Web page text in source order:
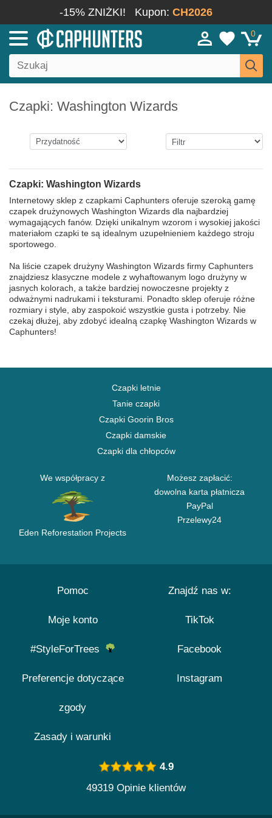
-15% ZNIŻKI! Kupon: CH2026
0
Czapki: Washington Wizards
Czapki: Washington Wizards
Internetowy sklep z czapkami Caphunters oferuje szeroką gamę
czapek drużynowych Washington Wizards dla najbardziej
wymagających fanów. Dzięki unikalnym wzorom i wysokiej jakości
materiałom czapki te są idealnym uzupełnieniem każdego stroju
sportowego.
Na liście czapek drużyny Washington Wizards firmy Caphunters
znajdziesz klasyczne modele z wyhaftowanym logo drużyny w
jasnych kolorach, a także bardziej nowoczesne projekty z
odważnymi nadrukami i teksturami. Ponadto sklep oferuje różne
rozmiary i style, aby zaspokoić wszystkie gusta i potrzeby. Nie
czekaj dłużej, aby zdobyć idealną czapkę Washington Wizards w
Caphunters!
Czapki letnie
Tanie czapki
Czapki Goorin Bros
Czapki damskie
Czapki dla chłopców
We współpracy z
Eden Reforestation Projects
Możesz zapłacić:
dowolna karta płatnicza
PayPal
Przelewy24
Pomoc
Moje konto
#StyleForTrees
Preferencje dotyczące
zgody
Zasady i warunki
Znajdź nas w:
TikTok
Facebook
Instagram
4.9
49319 Opinie klientów